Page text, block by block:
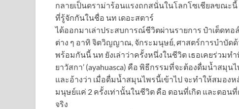
กลายเป็นดราม่าร้อนแรงถกสนั่นในโลกโซเชียลขณะ
ที่รู้จักกันในชื่อ นท เดอะสตาร์
ได้ออกมาเล่าประสบการณ์ชีวิตผ่านรายการ ป๋าเต็ดทอ
ต่าง ๆ อาทิ จิตวิญญาณ, จักระมนุษย์, ศาสตร์การบำบัดด้
พร้อมกันนี้ นท ยังเล่าว่าครั้งหนึ่งในชีวิต เธอเคยร่วมทำพิ
ยาวัสกา’ (ayahuasca) คือ พิธีกรรมที่จะต้องดื่มน้ำส
และอ้างว่า เมื่อดื่มน้ำสมุนไพรนี้เข้าไป จะทำให้สมอง
มนุษย์แค่ 2 ครั้งเท่านั้นในชีวิต คือ ตอนที่เกิด และตอน
จริง